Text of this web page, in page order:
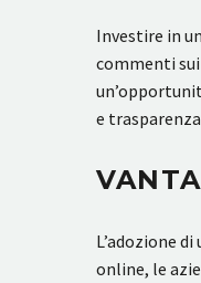
Investire in
commenti
e
L’adozione
online, le